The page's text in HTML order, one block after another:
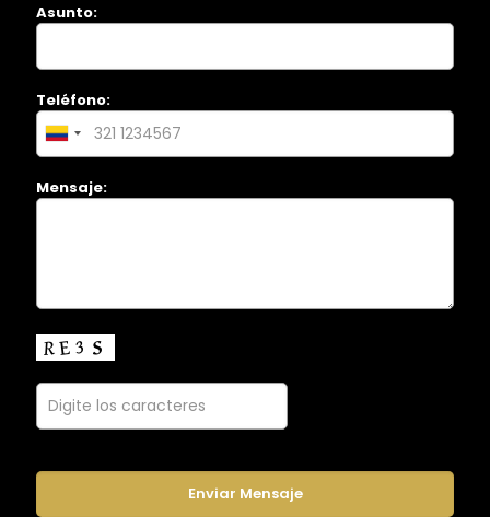
Asunto:
Teléfono:
Mensaje: